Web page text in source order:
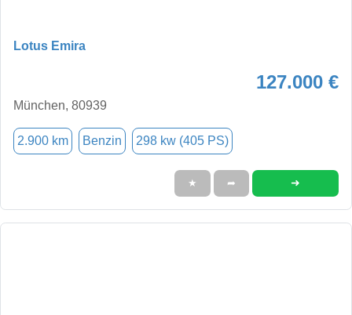
Lotus Emira
127.000 €
München, 80939
2.900 km Benzin 298 kw (405 PS)
★ ➦ ➜